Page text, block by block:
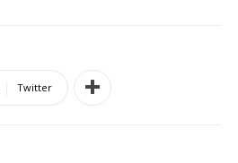
Twitter